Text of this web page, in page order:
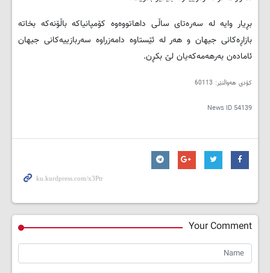
بڕیار وایە لە سەرەتای ساڵی داهاتووەوە کۆمپانیاکە باڵۆنەکە بخاتە
بازاڕەکانی جیهان و هەر لە ئێستاوە دامەزراوە سەربازییەکانی جیهان
ئامادەن بەرهەمەکەیان لێ بکڕن.
کۆدی هەواڵنێر: 60113
News ID 54139
Your Comment